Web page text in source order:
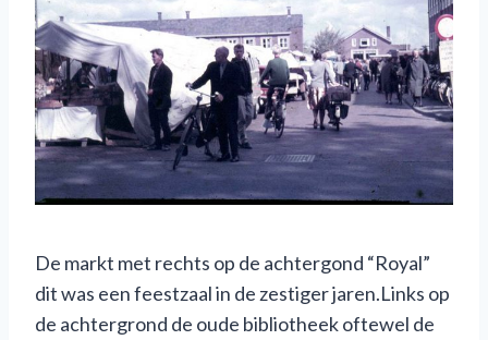
De markt met rechts op de achtergond “Royal”
dit was een feestzaal in de zestiger jaren.Links op
de achtergrond de oude bibliotheek oftewel de